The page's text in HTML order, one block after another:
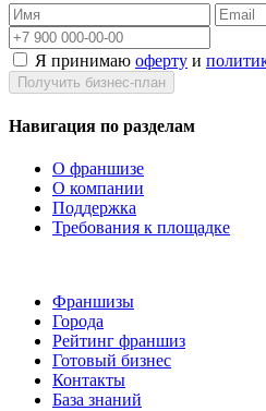
Я принимаю оферту и
Получить бизнес-план
Навигация по разделам
О франшизе
О компании
Поддержка
Требования к площадке
Франшизы
Города
Рейтинг франшиз
Готовый бизнес
Контакты
База знаний